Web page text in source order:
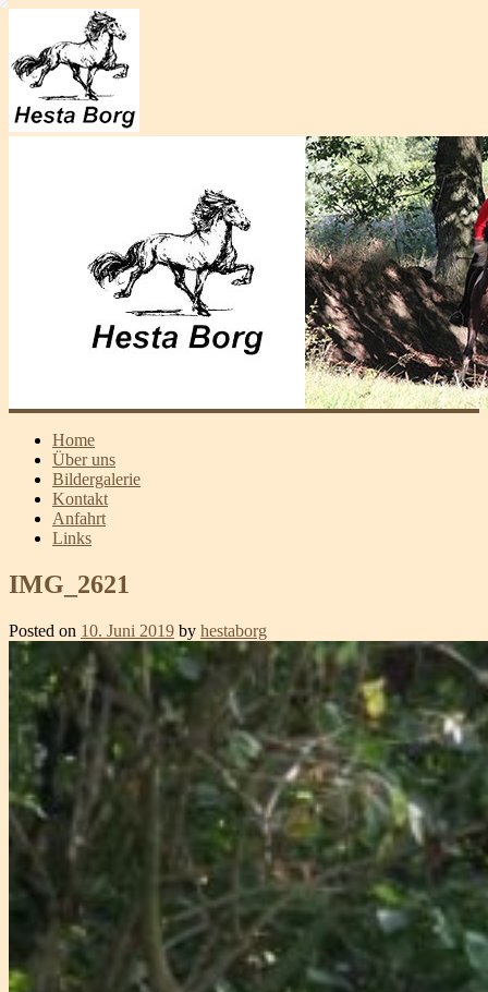
Home
Über uns
Bildergalerie
Kontakt
Anfahrt
Links
IMG_2621
Posted on 10. Juni 2019 by hestaborg